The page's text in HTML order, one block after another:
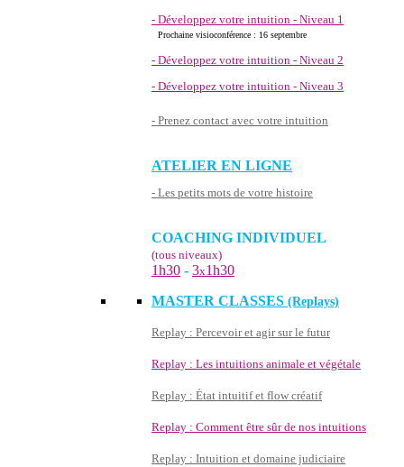
- Développez votre intuition - Niveau 1
Prochaine visioconférence : 16 septembre
- Développez votre intuition - Niveau 2
- Développez votre intuition - Niveau 3
- Prenez contact avec votre intuition
ATELIER EN LIGNE
- Les petits mots de votre histoire
COACHING INDIVIDUEL
(tous niveaux)
1h30 - 3x1h30
MASTER CLASSES (Replays)
Replay : Percevoir et agir sur le futur
Replay : Les intuitions animale et végétale
Replay : État intuitif et flow créatif
Replay : Comment être sûr de nos intuitions
Replay : Intuition et domaine judiciaire